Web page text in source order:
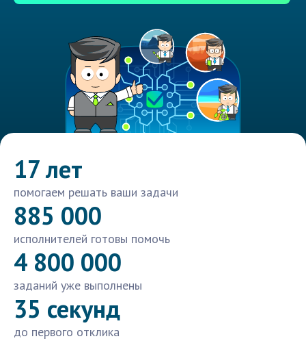
17 лет
помогаем решать ваши задачи
885 000
исполнителей готовы помочь
4 800 000
заданий уже выполнены
35 секунд
до первого отклика